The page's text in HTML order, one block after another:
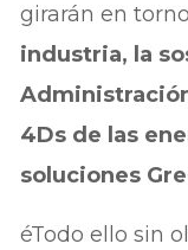
girarán en
industria, la
4Ds de las
soluciones
éTodo ello sin